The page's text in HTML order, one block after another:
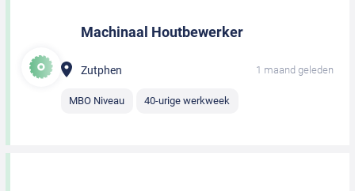
Machinaal Houtbewerker
Zutphen 1 maand geleden
MBO Niveau 40-urige werkweek